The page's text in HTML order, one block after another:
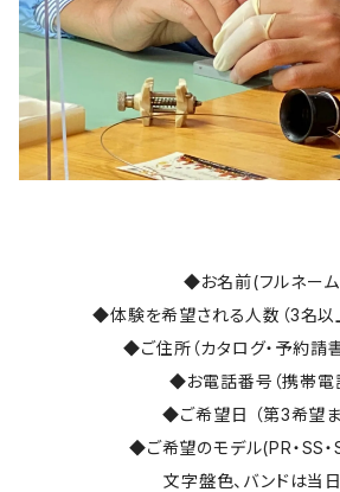
◆お名前(フルネー
◆体験を希望される人数（3名以
◆ご住所（カタログ・予約請
◆お電話番号（携帯電
◆ご希望日 （第3希望ま
◆ご希望のモデル(PR・SS・
文字盤色、バンドは当